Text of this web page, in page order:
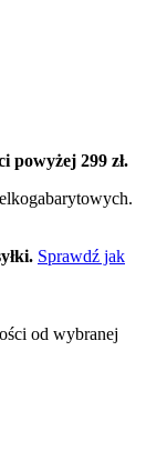
powyżej 299 zł.
Sprawdź jak
od wybranej